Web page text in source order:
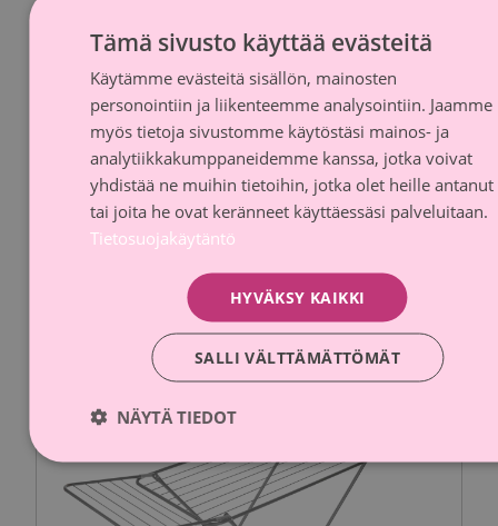
SINI Sieniliina 5-pack
Sinituote
Lahjoitusosuus
0,10 € 1,80 €
Kampanja-aika päättynyt
Tämä sivusto käyttää evästeitä
Käytämme evästeitä sisällön, mainosten
personointiin ja liikenteemme analysointiin. Jaamme
myös tietoja sivustomme käytöstäsi mainos- ja
analytiikkakumppaneidemme kanssa, jotka voivat
yhdistää ne muihin tietoihin, jotka olet heille antanut
tai joita he ovat keränneet käyttäessäsi palveluitaan.
Tietosuojakäytäntö
HYVÄKSY KAIKKI
SALLI VÄLTTÄMÄTTÖMÄT
NÄYTÄ TIEDOT